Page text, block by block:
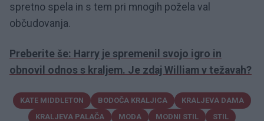
spretno spela in s tem pri mnogih požela val
občudovanja.
Preberite še: Harry je spremenil svojo igro in
obnovil odnos s kraljem. Je zdaj William v težavah?
KATE MIDDLETON BODOČA KRALJICA
KRALJEVA DAMA
KRALJEVA PALAČA
MODA MODNI STIL
STIL